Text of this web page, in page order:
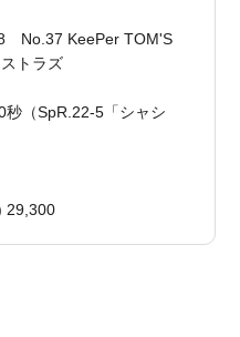
No.37 KeePer TOM'S
トラズ
（SpR.22-5「シャシ
29,300